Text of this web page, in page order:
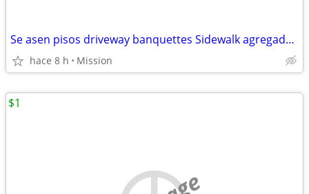
Se asen pisos driveway banquettes Sidewalk agregado escalones patios foundation
hace 8 h Mission
$1